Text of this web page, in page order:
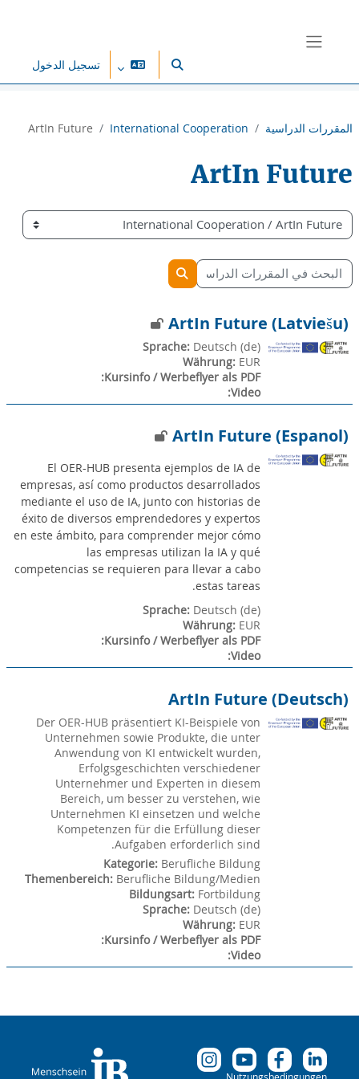
تبديل إدخال البحثتسجيل الدخول
المقررات الدراسية International Cooperation
ArtIn Future
ArtIn Future
تصنيفات المقررات
البحث في المقررات الدراسية
البحث في المقررات الدراسية
ArtIn Future (Latviešu)
Sprache: Deutsch ‎(de)‎
Währung: EUR
Kursinfo / Werbeflyer als PDF
:
Video
:
ArtIn Future (Espanol)
El OER-HUB presenta ejemplos de IA de
empresas, así como productos desarrollados
mediante el uso de IA, junto con historias de
éxito de diversos emprendedores y expertos
en este ámbito, para comprender mejor cómo
las empresas utilizan la IA y qué
competencias se requieren para llevar a cabo
estas tareas.
Sprache: Deutsch ‎(de)‎
Währung: EUR
Kursinfo / Werbeflyer als PDF
:
Video
:
ArtIn Future (Deutsch)
Der OER-HUB präsentiert KI-Beispiele von
Unternehmen sowie Produkte, die unter
Anwendung von KI entwickelt wurden,
Erfolgsgeschichten verschiedener
Unternehmer und Experten in diesem
Bereich, um besser zu verstehen, wie
Unternehmen KI einsetzen und welche
Kompetenzen für die Erfüllung dieser
Aufgaben erforderlich sind.
Kategorie: Berufliche Bildung
Themenbereich: Berufliche Bildung/Medien
Bildungsart: Fortbildung
Sprache: Deutsch ‎(de)‎
Währung: EUR
Kursinfo / Werbeflyer als PDF
:
Video
:
Nutzungsbedingungen